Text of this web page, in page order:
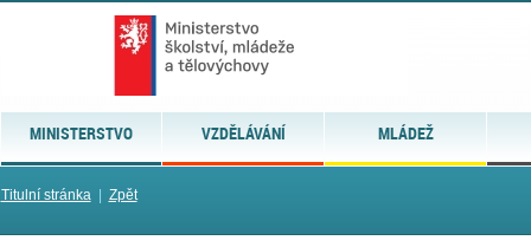
MINISTERSTVO VZDĚLÁVÁNÍ MLÁDEŽ
Titulní stránka| Zpět